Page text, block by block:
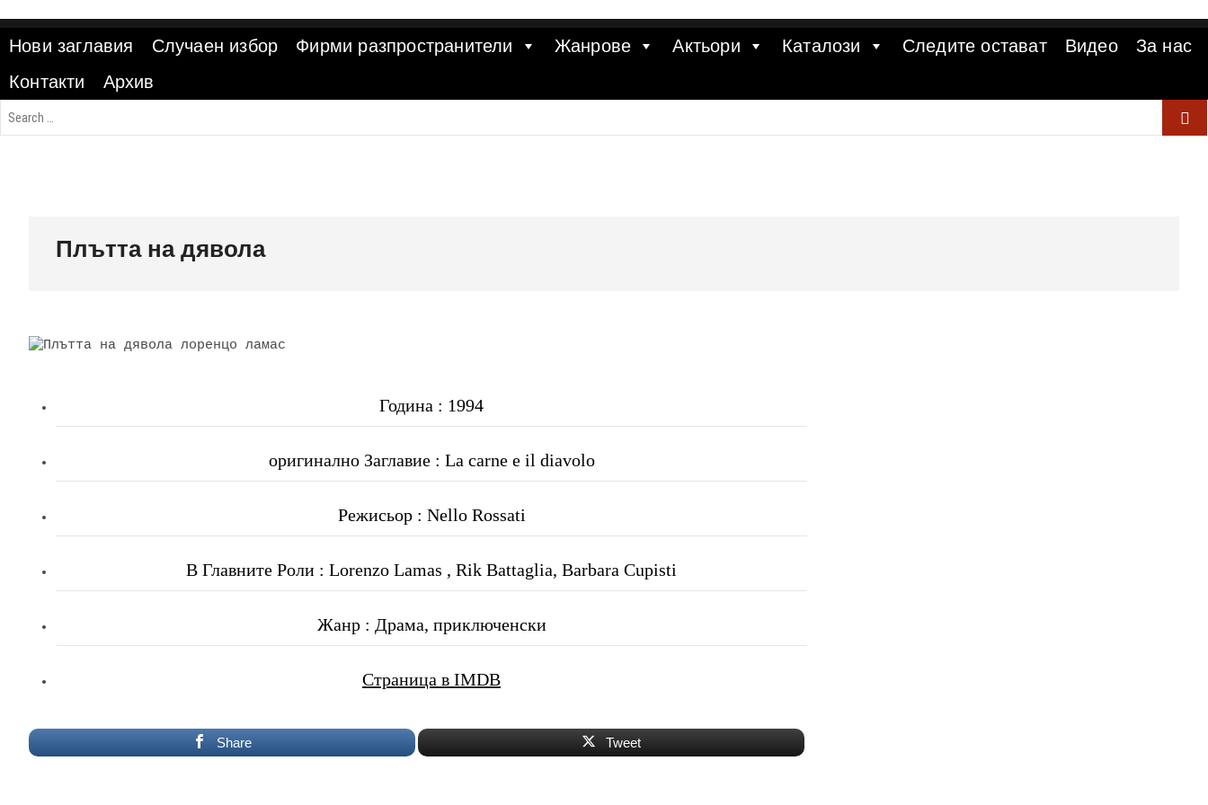
content
Нови заглавия Случаен избор Фирми разпространители Жанрове Актьори Каталози Следите остават Видео
За нас
Контакти
Архив
Плътта на дявола
Година : 1994
оригинално Заглавие : La carne e il diavolo
Режисьор : Nello Rossati
В Главните Роли : Lorenzo Lamas , Rik Battaglia, Barbara Cupisti
Жанр : Драма, приключенски
Страница в IMDB
Share Tweet